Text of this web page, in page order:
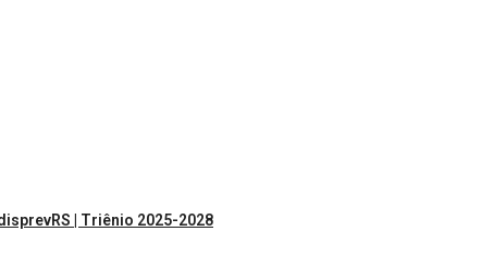
| Triênio 2025-2028